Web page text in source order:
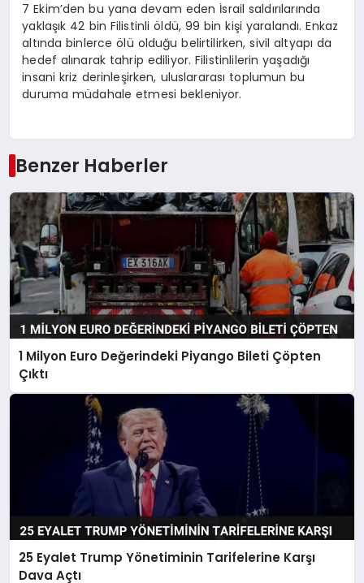
7 Ekim’den bu yana devam eden İsrail saldırılarında
yaklaşık 42 bin Filistinli öldü, 99 bin kişi yaralandı. Enkaz
altında binlerce ölü olduğu belirtilirken, sivil altyapı da
hedef alınarak tahrip ediliyor. Filistinlilerin yaşadığı
insani kriz derinleşirken, uluslararası toplumun bu
duruma müdahale etmesi bekleniyor.
Benzer Haberler
1 Milyon Euro Değerindeki Piyango Bileti Çöpten
Çıktı
25 Eyalet Trump Yönetiminin Tarifelerine Karşı
Dava Açtı